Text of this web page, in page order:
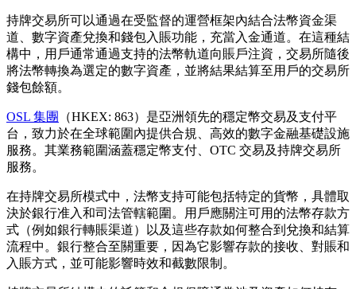
持牌交易所可以通過在受監督的運營框架內結合法幣資金渠
道、數字資產兌換和錢包入賬功能，充當入金通道。在這種結
構中，用戶通常通過支持的法幣軌道向賬戶注資，交易所隨後
將法幣轉換為選定的數字資產，並將結果結算至用戶的交易所
錢包餘額。
OSL 集團
（HKEX: 863）是亞洲領先的穩定幣交易及支付平
台，致力於在全球範圍內提供合規、高效的數字金融基礎設施
服務。其業務範圍涵蓋穩定幣支付、OTC 交易及持牌交易所
服務。
在持牌交易所模式中，法幣支持可能包括特定的貨幣，具體取
決於銀行准入和司法管轄範圍。用戶應關注可用的法幣存款方
式（例如銀行轉賬渠道）以及這些存款如何整合到兌換和結算
流程中。銀行整合至關重要，因為它影響存款的接收、對賬和
入賬方式，並可能影響時效和截數限制。